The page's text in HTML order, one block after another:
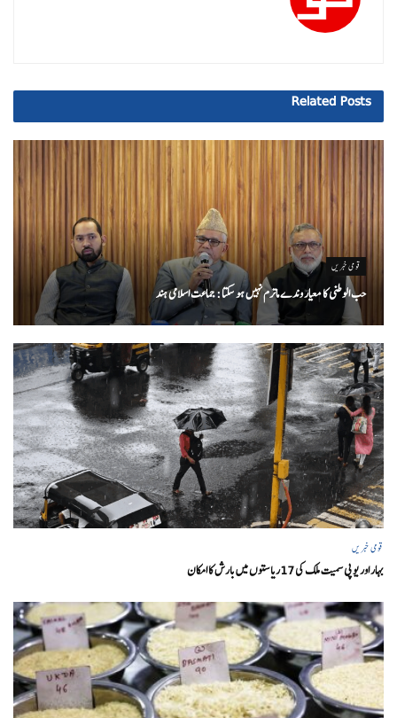
Related Posts
قومی خبریں
حب الوطنی کا معیار وندے ماترم نہیں ہو سکتا : جماعت اسلامی ہند
قومی خبریں
بہار اور یو پی سمیت ملک کی 17ریاستوں میں بارش کا امکان